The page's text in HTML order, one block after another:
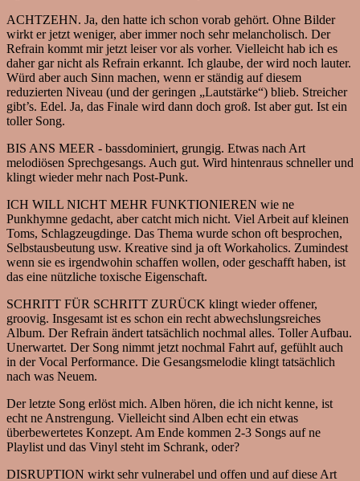
ACHTZEHN. Ja, den hatte ich schon vorab gehört. Ohne Bilder
wirkt er jetzt weniger, aber immer noch sehr melancholisch. Der
Refrain kommt mir jetzt leiser vor als vorher. Vielleicht hab ich es
daher gar nicht als Refrain erkannt. Ich glaube, der wird noch lauter.
Würd aber auch Sinn machen, wenn er ständig auf diesem
reduzierten Niveau (und der geringen „Lautstärke“) blieb. Streicher
gibt’s. Edel. Ja, das Finale wird dann doch groß. Ist aber gut. Ist ein
toller Song.
BIS ANS MEER - bassdominiert, grungig. Etwas nach Art
melodiösen Sprechgesangs. Auch gut. Wird hintenraus schneller und
klingt wieder mehr nach Post-Punk.
ICH WILL NICHT MEHR FUNKTIONIEREN wie ne
Punkhymne gedacht, aber catcht mich nicht. Viel Arbeit auf kleinen
Toms, Schlagzeugdinge. Das Thema wurde schon oft besprochen,
Selbstausbeutung usw. Kreative sind ja oft Workaholics. Zumindest
wenn sie es irgendwohin schaffen wollen, oder geschafft haben, ist
das eine nützliche toxische Eigenschaft.
SCHRITT FÜR SCHRITT ZURÜCK klingt wieder offener,
groovig. Insgesamt ist es schon ein recht abwechslungsreiches
Album. Der Refrain ändert tatsächlich nochmal alles. Toller Aufbau.
Unerwartet. Der Song nimmt jetzt nochmal Fahrt auf, gefühlt auch
in der Vocal Performance. Die Gesangsmelodie klingt tatsächlich
nach was Neuem.
Der letzte Song erlöst mich. Alben hören, die ich nicht kenne, ist
echt ne Anstrengung. Vielleicht sind Alben echt ein etwas
überbewertetes Konzept. Am Ende kommen 2-3 Songs auf ne
Playlist und das Vinyl steht im Schrank, oder?
DISRUPTION wirkt sehr vulnerabel und offen und auf diese Art